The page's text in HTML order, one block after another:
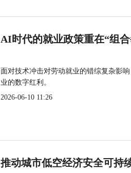
AI时代的就业政策重在“组
面对技术冲击对劳动就业的错综复杂影
业的数字红利。
2026-06-10 11:26
推动城市低空经济安全可持